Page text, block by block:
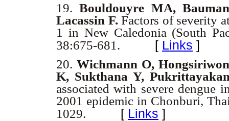
19.Bouldouyre MA,
Lacassin F.Factors of severity
1 in New Caledonia (South
38:675-681.
[ Links ]
20. Wichmann O,
K, Sukthana Y,
associated with severe dengue
2001 epidemic in Chonburi,
1029.
[ Links ]